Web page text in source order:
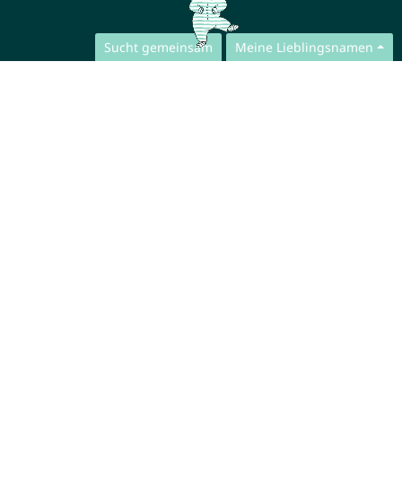
Sucht gemeinsam Meine Lieblingsnamen